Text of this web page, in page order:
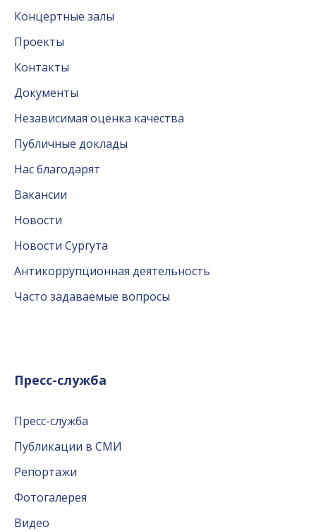
Концертные залы
Проекты
Контакты
Документы
Независимая оценка качества
Публичные доклады
Нас благодарят
Вакансии
Новости
Новости Сургута
Антикоррупционная деятельность
Часто задаваемые вопросы
Пресс-служба
Пресс-служба
Публикации в СМИ
Репортажи
Фотогалерея
Видео